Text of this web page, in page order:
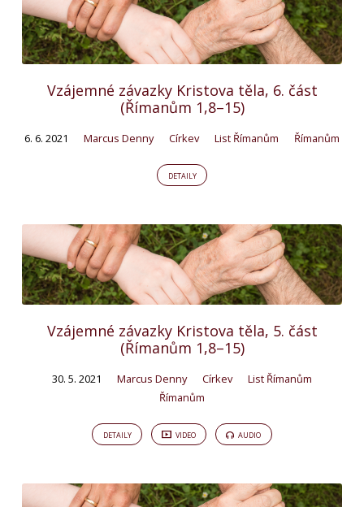
Vzájemné závazky Kristova těla, 6. část
(Římanům 1,8–15)
6. 6. 2021 Marcus Denny Církev List Římanům Římanům
DETAILY
Vzájemné závazky Kristova těla, 5. část
(Římanům 1,8–15)
30. 5. 2021 Marcus Denny Církev
List Římanům
Římanům
DETAILY VIDEO AUDIO